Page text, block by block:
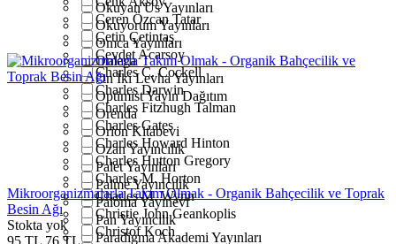
Okuyan Us Yayınları
Okuyorum Yayınları
Omca Yayınları
Omega
On İki Levha Yayınları
Optimist Yayın Dağıtım
Orenda
Orion Kitabevi
Ozan Yayıncılık
Palet Yayınları
Palme Yayıncılık
Paloma Yayınevi
Pan Yayıncılık
Paradigma Akademi Yayınları
Ceren Özcan Tatar
Çetin Çetintaş
Cevdet Acarsoy
Charles C. Cockell
Charles Darwin
Charles Fitzhugh Talman
Charles Gates
Charles Howard Hinton
Charles Hutton Gregory
Charles M. Horton
Charles M. Wynn
Christie John Geankoplis
Christof Koch
Mikroorganizmalarla Takım Olmak - Organik Bahçecilik ve Toprak
Besin Ağı
Stokta yok
95 TL 76 TL